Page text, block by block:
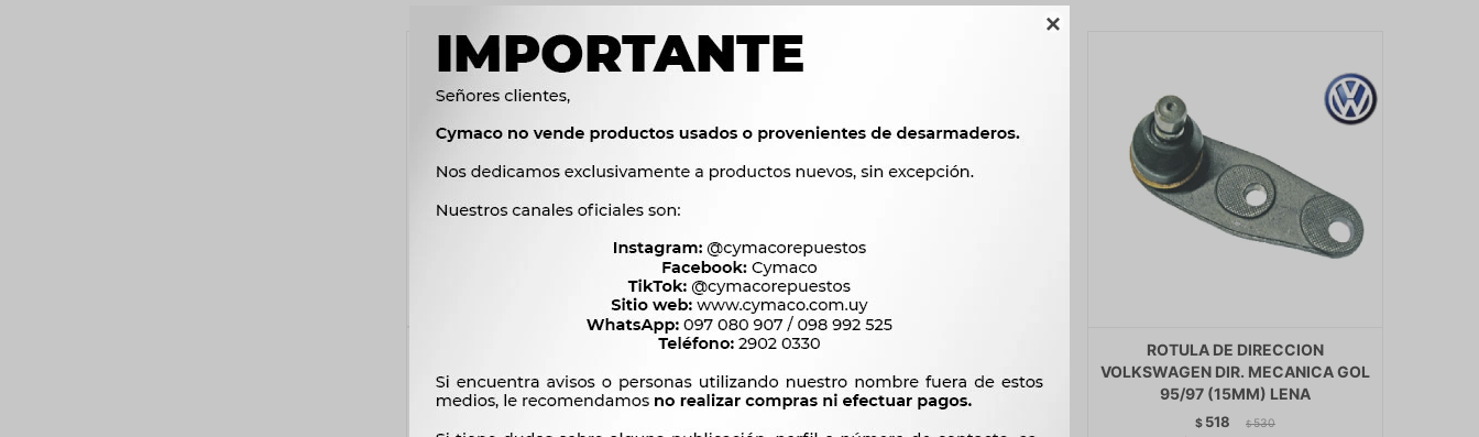

ROTULA DE DIRECCION CITROEN -
PEUGEOT BRAZO ROTULA DER 205
VISA D C15 DLZ
ROTULA DE DIRECCION CITROEN -
PEUGEOT JUMPER BOXER DUCATO
94/02 19.7MM/ M18x1.5 TALOSA
ROTULA DE DIRECCION
VOLKSWAGEN DIR. MECANICA GOL
95/97 (15MM) LENA
$ 518 $ 530